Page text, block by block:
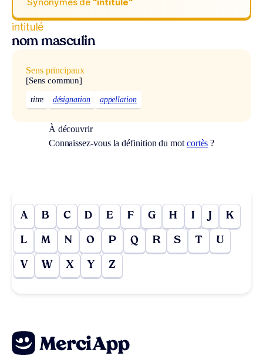
intitulé
nom masculin
Sens principaux
[Sens commun]
titre désignation appellation
À découvrir
Connaissez-vous la définition du mot cortès ?
A B C D E F G H I J K
L M N O P Q R S T U
V W X Y Z